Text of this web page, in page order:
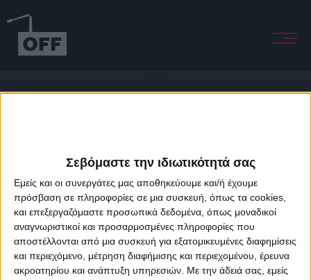
Σεβόμαστε την ιδιωτικότητά σας
Εμείς και οι συνεργάτες μας αποθηκεύουμε και/ή έχουμε
πρόσβαση σε πληροφορίες σε μια συσκευή, όπως τα cookies,
και επεξεργαζόμαστε προσωπικά δεδομένα, όπως μοναδικοί
αναγνωριστικοί και προσαρμοσμένες πληροφορίες που
αποστέλλονται από μια συσκευή για εξατομικευμένες διαφημίσεις
και περιεχόμενο, μέτρηση διαφήμισης και περιεχομένου, έρευνα
ακροατηρίου και ανάπτυξη υπηρεσιών. Με την άδειά σας, εμείς
About Offradio Business Class Terms & Conditions
Privacy Policy
Designed & developed byporcupine colors&Fotis Alexandrou